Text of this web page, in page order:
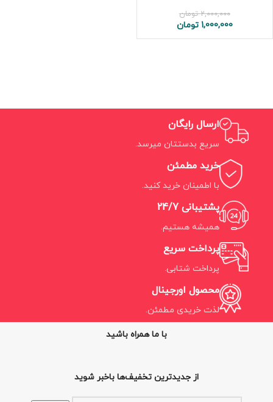
2,000,000 تومان
1,000,000 تومان
ارسال رایگان
سریع بدستتان میرسد.
خرید مطمئن
با اطمینان خرید کنید.
پشتیبانی 24/7
همیشه هستیم.
پرداخت سریع
پرداخت شتابی.
محصول اورجینال
لذت خریدی مطمئن.
با ما همراه باشید
از جدیدترین تخفیف‌ها باخبر شوید